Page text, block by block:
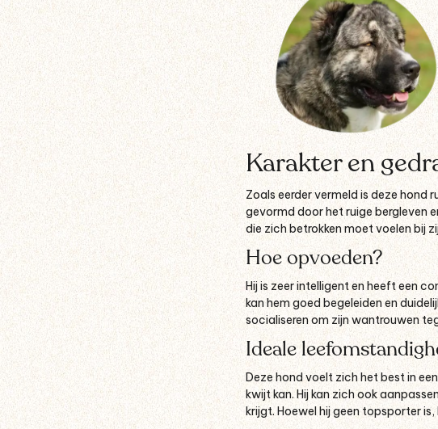
Karakter en
Zoals eerder vermeld is deze hond
gevormd door het ruige bergleven
die zich betrokken moet voelen bij
Hoe opvoeden?
Hij is zeer intelligent en heeft een
kan hem goed begeleiden en
socialiseren om zijn wantrouwen
Ideale
Deze hond voelt zich het best in
kwijt kan. Hij kan zich ook
krijgt. Hoewel hij geen topsporter